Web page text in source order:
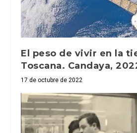
El peso de vivir en la
Toscana. Candaya,
17 de octubre de 2022